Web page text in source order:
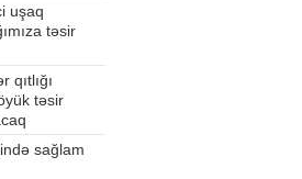
uşaq
təsir
qıtlığı
təsir
sağlam